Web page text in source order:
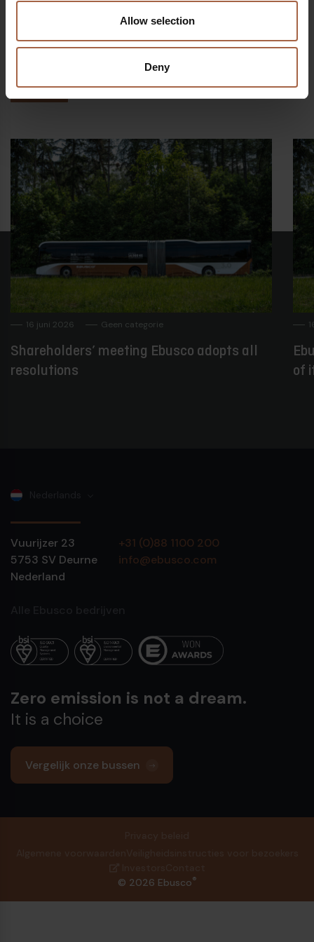
Allow selection
Deny
Deel op
16 juni 2026 Geen categorie
Shareholders’ meeting Ebusco adopts all
resolutions
of
Vuurijzer 23
5753 SV Deurne
Nederland
+31 (0)88 1100 200
info@ebusco.com
Zero emission is not a dream.
It is a choice
Vergelijk onze bussen
© 2026 Ebusco®